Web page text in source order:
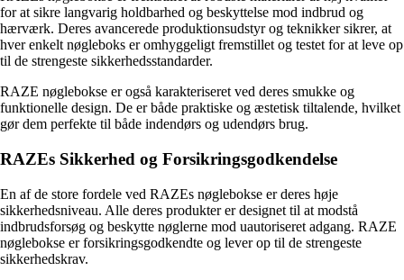
for at sikre langvarig holdbarhed og beskyttelse mod indbrud og
hærværk. Deres avancerede produktionsudstyr og teknikker sikrer, at
hver enkelt nøgleboks er omhyggeligt fremstillet og testet for at leve op
til de strengeste sikkerhedsstandarder.
RAZE nøglebokse er også karakteriseret ved deres smukke og
funktionelle design. De er både praktiske og æstetisk tiltalende, hvilket
gør dem perfekte til både indendørs og udendørs brug.
RAZEs Sikkerhed og Forsikringsgodkendelse
En af de store fordele ved RAZEs nøglebokse er deres høje
sikkerhedsniveau. Alle deres produkter er designet til at modstå
indbrudsforsøg og beskytte nøglerne mod uautoriseret adgang. RAZE
nøglebokse er forsikringsgodkendte og lever op til de strengeste
sikkerhedskrav.